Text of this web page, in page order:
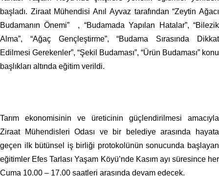
başladı. Ziraat Mühendisi Anıl Ayvaz tarafından “Zeytin Ağacı
Budamanın Önemi” , “Budamada Yapılan Hatalar”, “Bilezik
Alma”, “Ağaç Gençleştirme”, “Budama Sırasında Dikkat
Edilmesi Gerekenler”, “Şekil Budaması”, “Ürün Budaması” konu
başlıkları altında eğitim verildi.
Tarım ekonomisinin ve üreticinin güçlendirilmesi amacıyla
Ziraat Mühendisleri Odası ve bir belediye arasında hayata
geçen ilk bütünsel iş birliği protokolünün sonucunda başlayan
eğitimler Efes Tarlası Yaşam Köyü’nde Kasım ayı süresince her
Cuma 10.00 – 17.00 saatleri arasında devam edecek.